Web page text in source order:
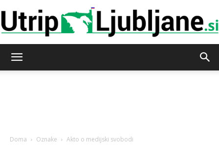
Doma Oznake Akto o medijski svobodi